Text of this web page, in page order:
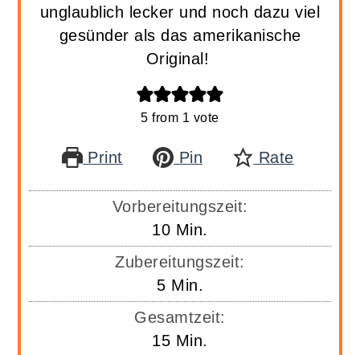
unglaublich lecker und noch dazu viel
gesünder als das amerikanische
Original!
5 from 1 vote
Print Pin Rate
Vorbereitungszeit:
10Minuten
Min.
Zubereitungszeit:
5Minuten
Min.
Gesamtzeit:
15Minuten
Min.